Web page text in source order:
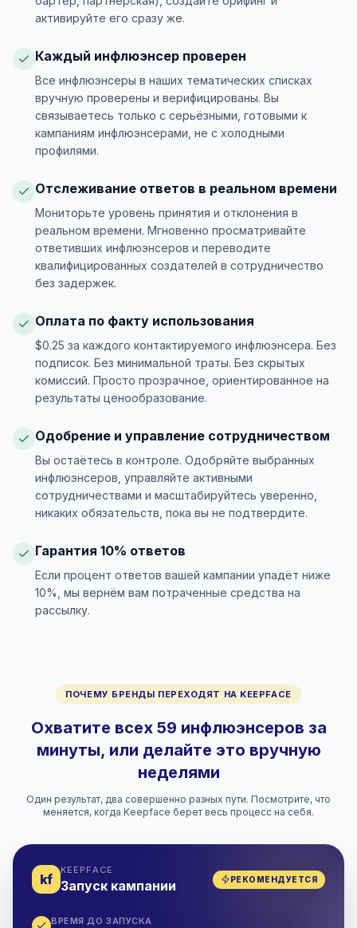
активируйте его сразу же.
Каждый инфлюэнсер проверен
Все инфлюэнсеры в наших тематических списках
вручную проверены и верифицированы. Вы
связываетесь только с серьёзными, готовыми к
кампаниям инфлюэнсерами, не с холодными
профилями.
Отслеживание ответов в реальном времени
Мониторьте уровень принятия и отклонения в
реальном времени. Мгновенно просматривайте
ответивших инфлюэнсеров и переводите
квалифицированных создателей в сотрудничество
без задержек.
Оплата по факту использования
$0.25 за каждого контактируемого инфлюэнсера. Без
подписок. Без минимальной траты. Без скрытых
комиссий. Просто прозрачное, ориентированное на
результаты ценообразование.
Одобрение и управление сотрудничеством
Вы остаётесь в контроле. Одобряйте выбранных
инфлюэнсеров, управляйте активными
сотрудничествами и масштабируйтесь уверенно,
никаких обязательств, пока вы не подтвердите.
Гарантия 10% ответов
Если процент ответов вашей кампании упадёт ниже
10%, мы вернём вам потраченные средства на
рассылку.
ПОЧЕМУ БРЕНДЫ ПЕРЕХОДЯТ НА KEEPFACE
Охватите всех 59 инфлюэнсеров за
минуты, или делайте это вручную
неделями
Один результат, два совершенно разных пути. Посмотрите, что
меняется, когда Keepface берет весь процесс на себя.
kf
KEEPFACE
Запуск кампании РЕКОМЕНДУЕТСЯ
ВРЕМЯ ДО ЗАПУСКА